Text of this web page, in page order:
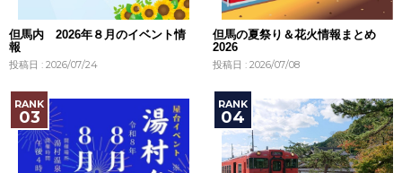
但馬内 2026年８月のイベント情
報
投稿日 : 2026/07/24
但馬の夏祭り＆花火情報まとめ
2026
投稿日 : 2026/07/08